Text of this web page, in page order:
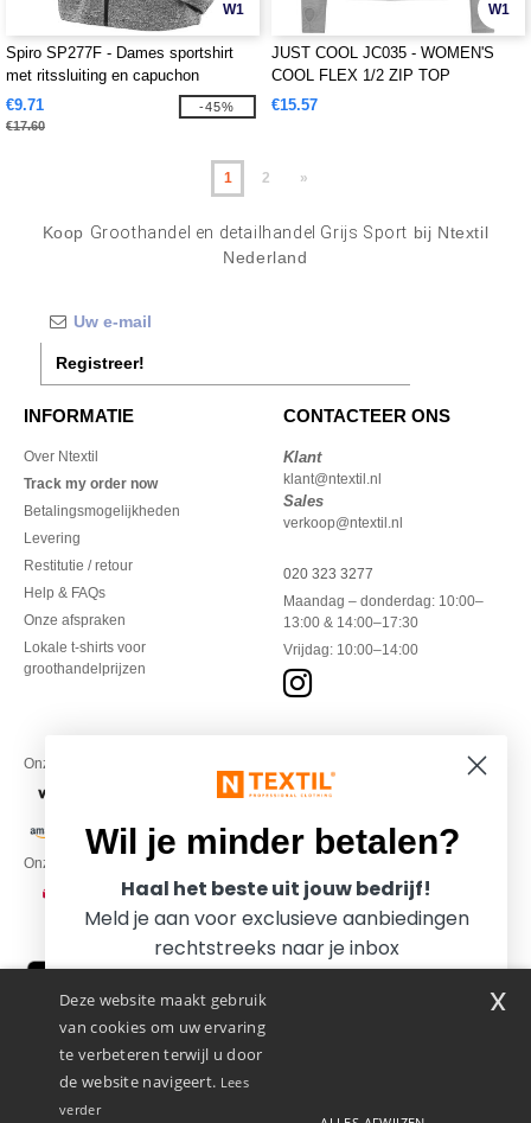
W1
Spiro SP277F - Dames sportshirt
met ritssluiting en capuchon
€9.71
€17.60
-45%
W1
JUST COOL JC035 - WOMEN'S
COOL FLEX 1/2 ZIP TOP
€15.57
1 2 »
Koop Groothandel en detailhandel Grijs Sport bij Ntextil
Nederland
Registreer!
INFORMATIE
Over Ntextil
Track my order now
Betalingsmogelijkheden
Levering
Restitutie / retour
Help & FAQs
Onze afspraken
Lokale t-shirts voor
groothandelprijzen
CONTACTEER ONS
Klant
klant@ntextil.nl
Sales
verkoop@ntextil.nl
020 323 3277
Maandag – donderdag: 10:00–
13:00 & 14:00–17:30
Vrijdag: 10:00–14:00
Onze financiële partners
Onze transporteurs
Deze website maakt gebruik
van cookies om uw ervaring
te verbeteren terwijl u door
de website navigeert. Lees
verder
x
Wil je minder betalen?
Haal het beste uit jouw bedrijf!
Meld je aan voor exclusieve aanbiedingen
rechtstreeks naar je inbox